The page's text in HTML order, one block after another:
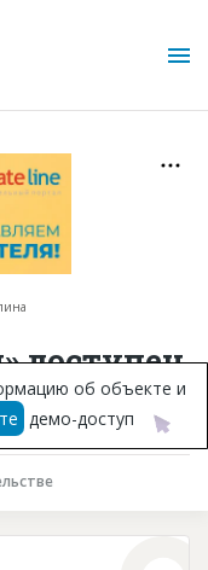
доступен
об объекте и
демо-доступ